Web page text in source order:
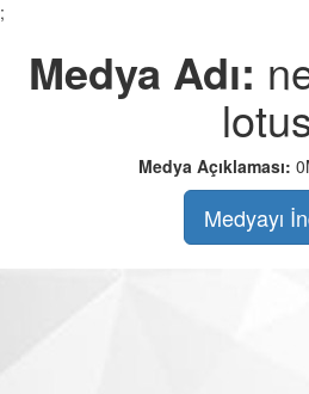
;
Medya Adı:
Medya Açıklaması:
Medyayı